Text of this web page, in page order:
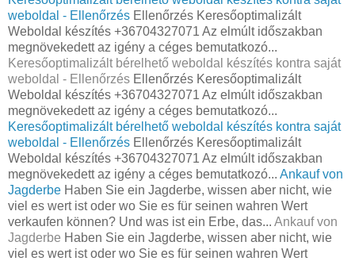
weboldal - Ellenőrzés Ellenőrzés Keresőoptimalizált
Weboldal készítés +36704327071 Az elmúlt időszakban
megnövekedett az igény a céges bemutatkozó...
Keresőoptimalizált bérelhető weboldal készítés kontra saját
weboldal - Ellenőrzés Ellenőrzés Keresőoptimalizált
Weboldal készítés +36704327071 Az elmúlt időszakban
megnövekedett az igény a céges bemutatkozó...
Keresőoptimalizált bérelhető weboldal készítés kontra saját
weboldal - Ellenőrzés Ellenőrzés Keresőoptimalizált
Weboldal készítés +36704327071 Az elmúlt időszakban
megnövekedett az igény a céges bemutatkozó... Ankauf von
Jagderbe Haben Sie ein Jagderbe, wissen aber nicht, wie
viel es wert ist oder wo Sie es für seinen wahren Wert
verkaufen können? Und was ist ein Erbe, das... Ankauf von
Jagderbe Haben Sie ein Jagderbe, wissen aber nicht, wie
viel es wert ist oder wo Sie es für seinen wahren Wert